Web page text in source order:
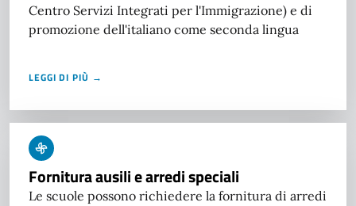
Centro Servizi Integrati per l'Immigrazione) e di
promozione dell'italiano come seconda lingua
LEGGI DI PIÙ →
Fornitura ausili e arredi speciali
Le scuole possono richiedere la fornitura di arredi